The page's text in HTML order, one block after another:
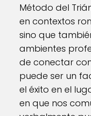
Método del
en contextos
sino que
ambientes
de conectar
puede ser un
el éxito en el
en que nos